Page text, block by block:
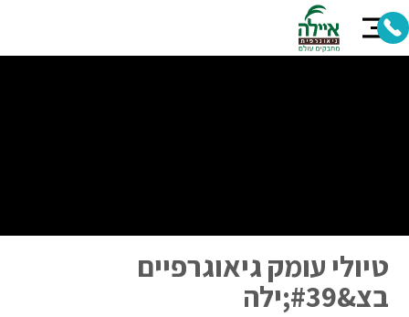
טיולי עומק גיאוגרפיים
בצ&#39;ילה